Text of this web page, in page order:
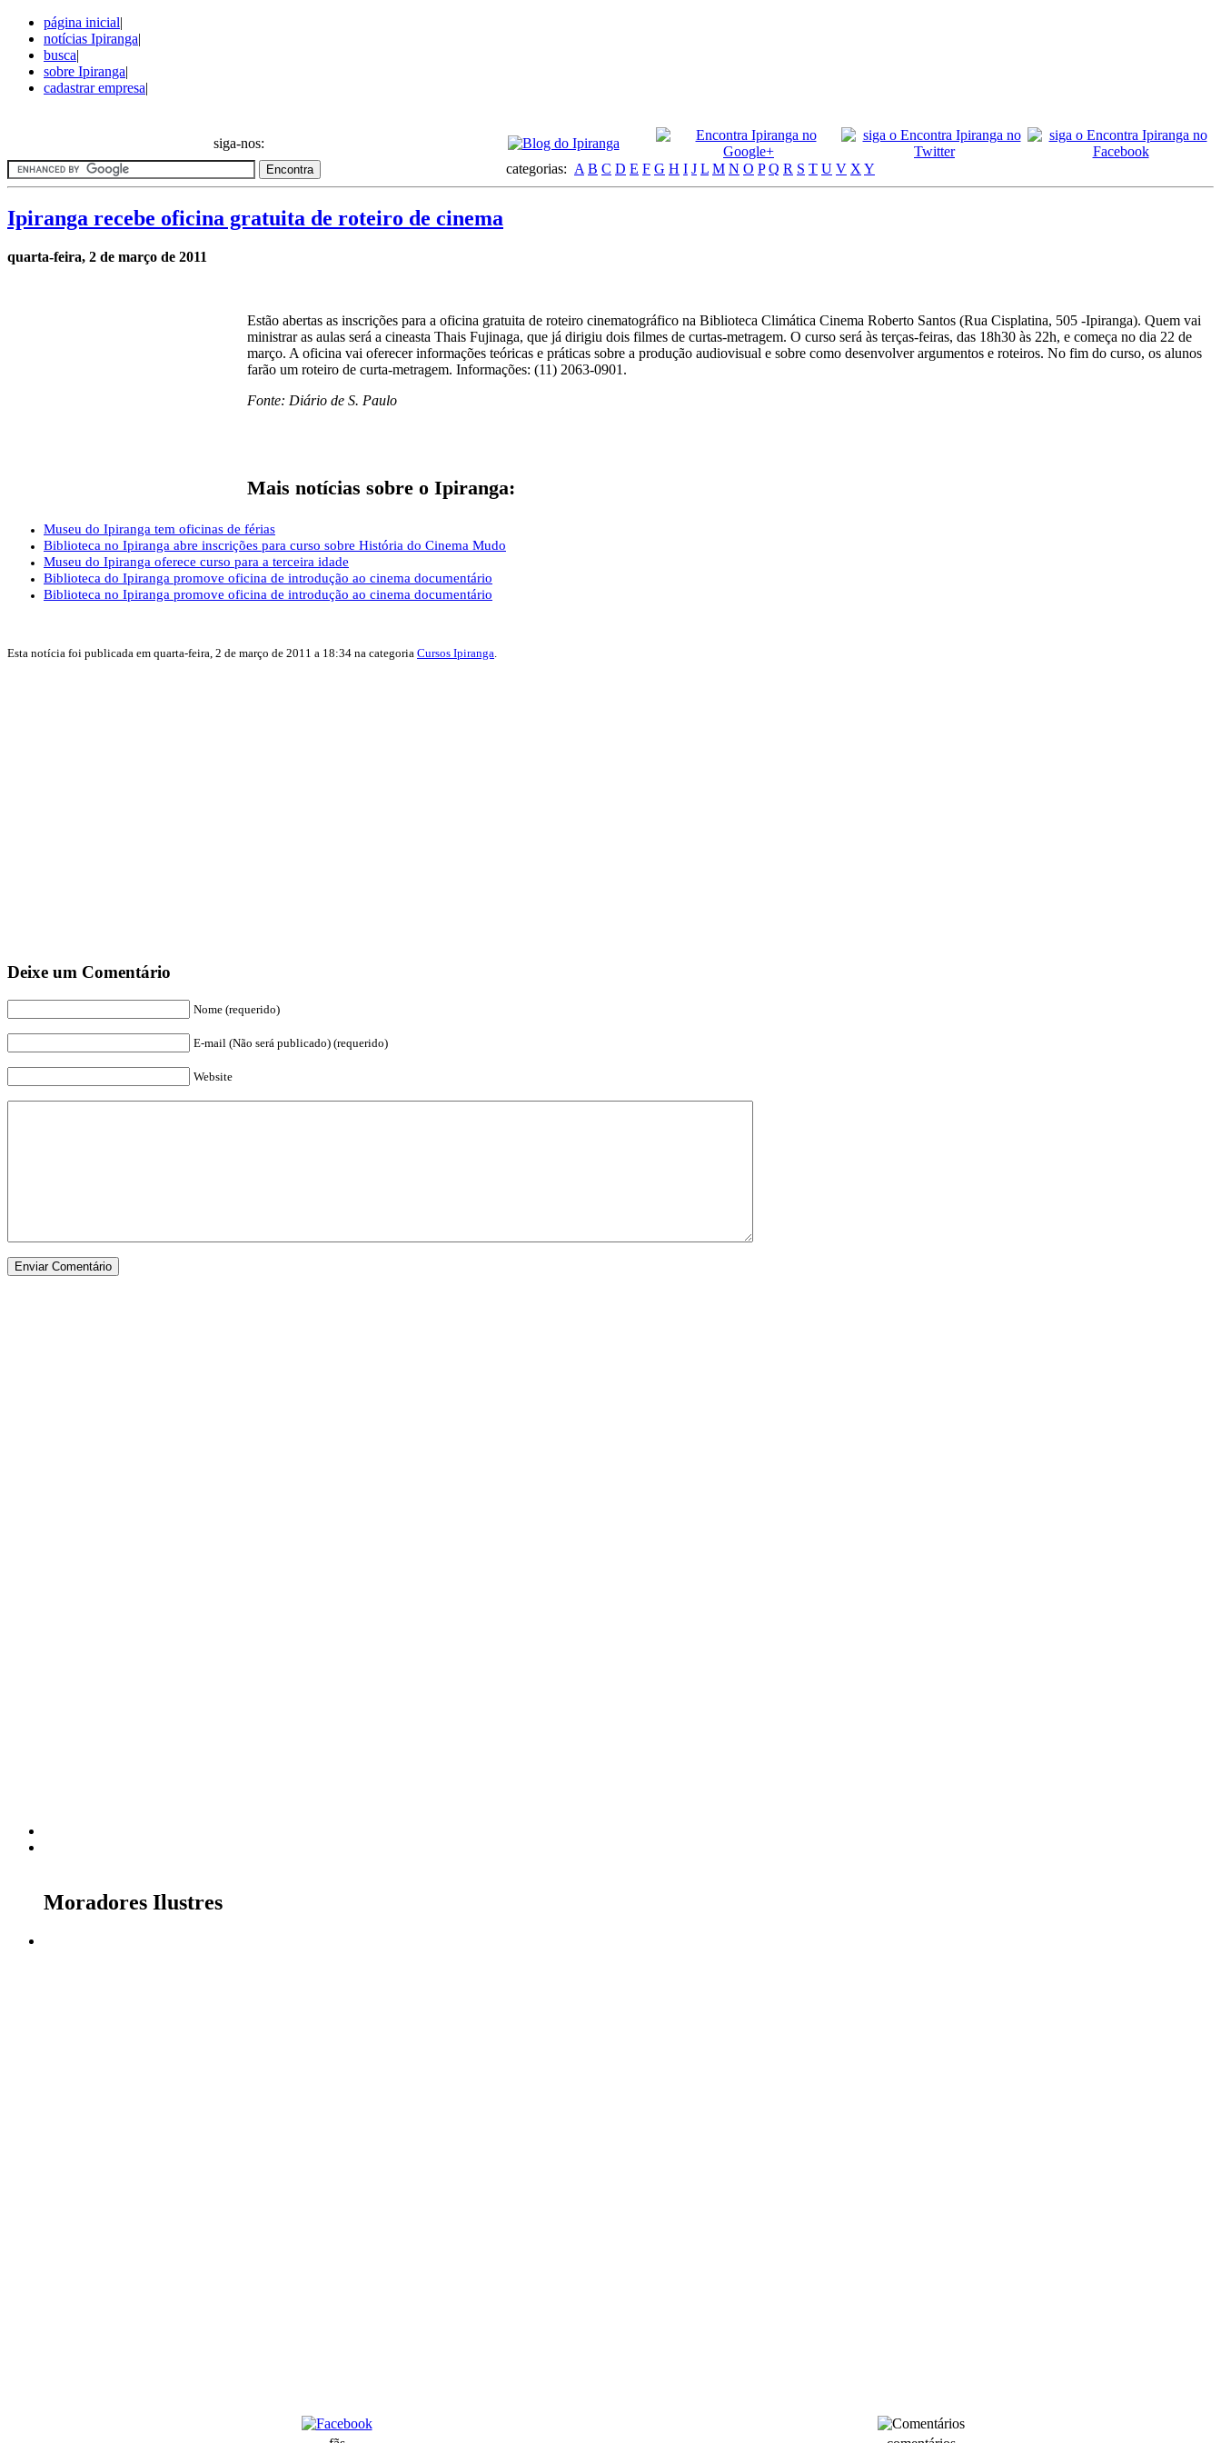
página inicial|
notícias Ipiranga|
busca|
sobre Ipiranga|
cadastrar empresa|
siga-nos:
categorias: A B C D E F G H I J L M N O P Q R S T U V X Y
Ipiranga recebe oficina gratuita de roteiro de cinema
quarta-feira, 2 de março de 2011
Estão abertas as inscrições para a oficina gratuita de roteiro cinematográfico na Biblioteca Climática Cinema Roberto Santos (Rua Cisplatina, 505 -Ipiranga). Quem vai
ministrar as aulas será a cineasta Thais Fujinaga, que já dirigiu dois filmes de curtas-metragem. O curso será às terças-feiras, das 18h30 às 22h, e começa no dia 22 de
março. A oficina vai oferecer informações teóricas e práticas sobre a produção audiovisual e sobre como desenvolver argumentos e roteiros. No fim do curso, os alunos
farão um roteiro de curta-metragem. Informações: (11) 2063-0901.
Fonte: Diário de S. Paulo
Mais notícias sobre o Ipiranga:
Museu do Ipiranga tem oficinas de férias
Biblioteca no Ipiranga abre inscrições para curso sobre História do Cinema Mudo
Museu do Ipiranga oferece curso para a terceira idade
Biblioteca do Ipiranga promove oficina de introdução ao cinema documentário
Biblioteca no Ipiranga promove oficina de introdução ao cinema documentário
Esta notícia foi publicada em quarta-feira, 2 de março de 2011 a 18:34 na categoria Cursos Ipiranga
Deixe um Comentário
Nome (requerido)
E-mail (Não será publicado) (requerido)
Website
Moradores Ilustres